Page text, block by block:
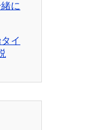
に
イ